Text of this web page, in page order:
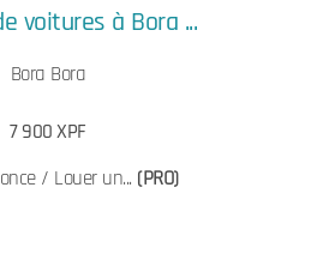
voitures à Bora ...
Bora Bora
7 900 XPF
/ Louer un... (PRO)